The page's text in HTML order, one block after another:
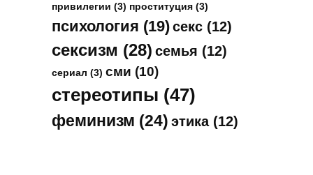
привилегии (3) проституция (3)
психология (19)секс (12)
сексизм (28) семья (12)
сериал (3) сми (10)
стереотипы (47)
феминизм (24) этика(12)